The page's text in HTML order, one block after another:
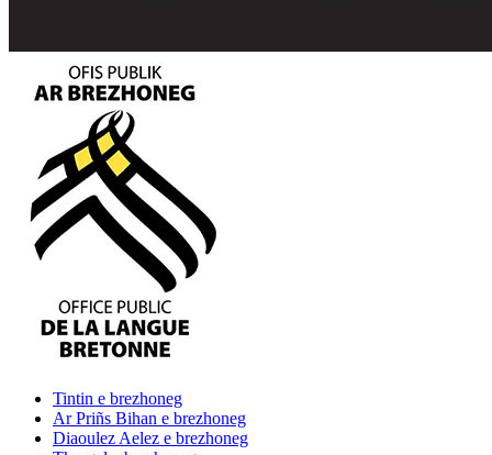
Tintin e brezhoneg
Ar Priñs Bihan e brezhoneg
Diaoulez Aelez e brezhoneg